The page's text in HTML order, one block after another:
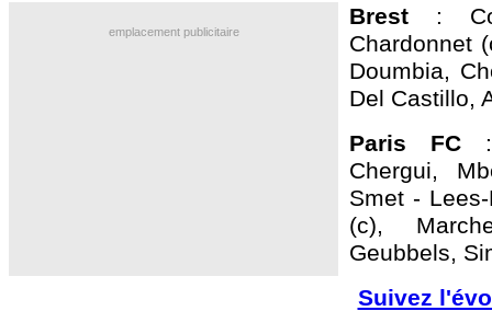
emplacement publicitaire
Brest :
Chardonnet
Doumbia,
Del Castillo,
Paris FC :
Chergui,
Smet -
(c),
Geubbels,
Suivez